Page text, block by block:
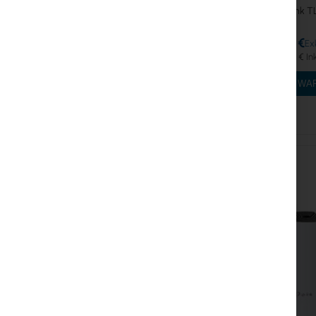
TP-Link
63,57 €
51,68 €
IN DEN